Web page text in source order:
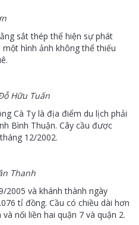
sắt thép thể hiện sự phát
hình ảnh không thể thiếu
Hữu Tuấn
Cà Ty là địa điểm du lịch phải
Bình Thuận. Cây cầu được
12/2002.
Thanh
2005 và khánh thành ngày
tỉ đồng. Cầu có chiều dài hơn
nối liền hai quận 7 và quận 2.